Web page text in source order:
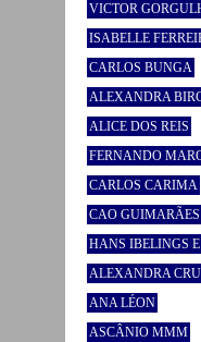
VICTOR
ISABELLE
CARLOS BUNGA
ALEXANDRA
ALICE DOS REIS
FERNANDO
CARLOS CARIMA
CAO GUIMARÃES
HANS IBELINGS
ALEXANDRA
ANA LÉON
ASCÂNIO MMM